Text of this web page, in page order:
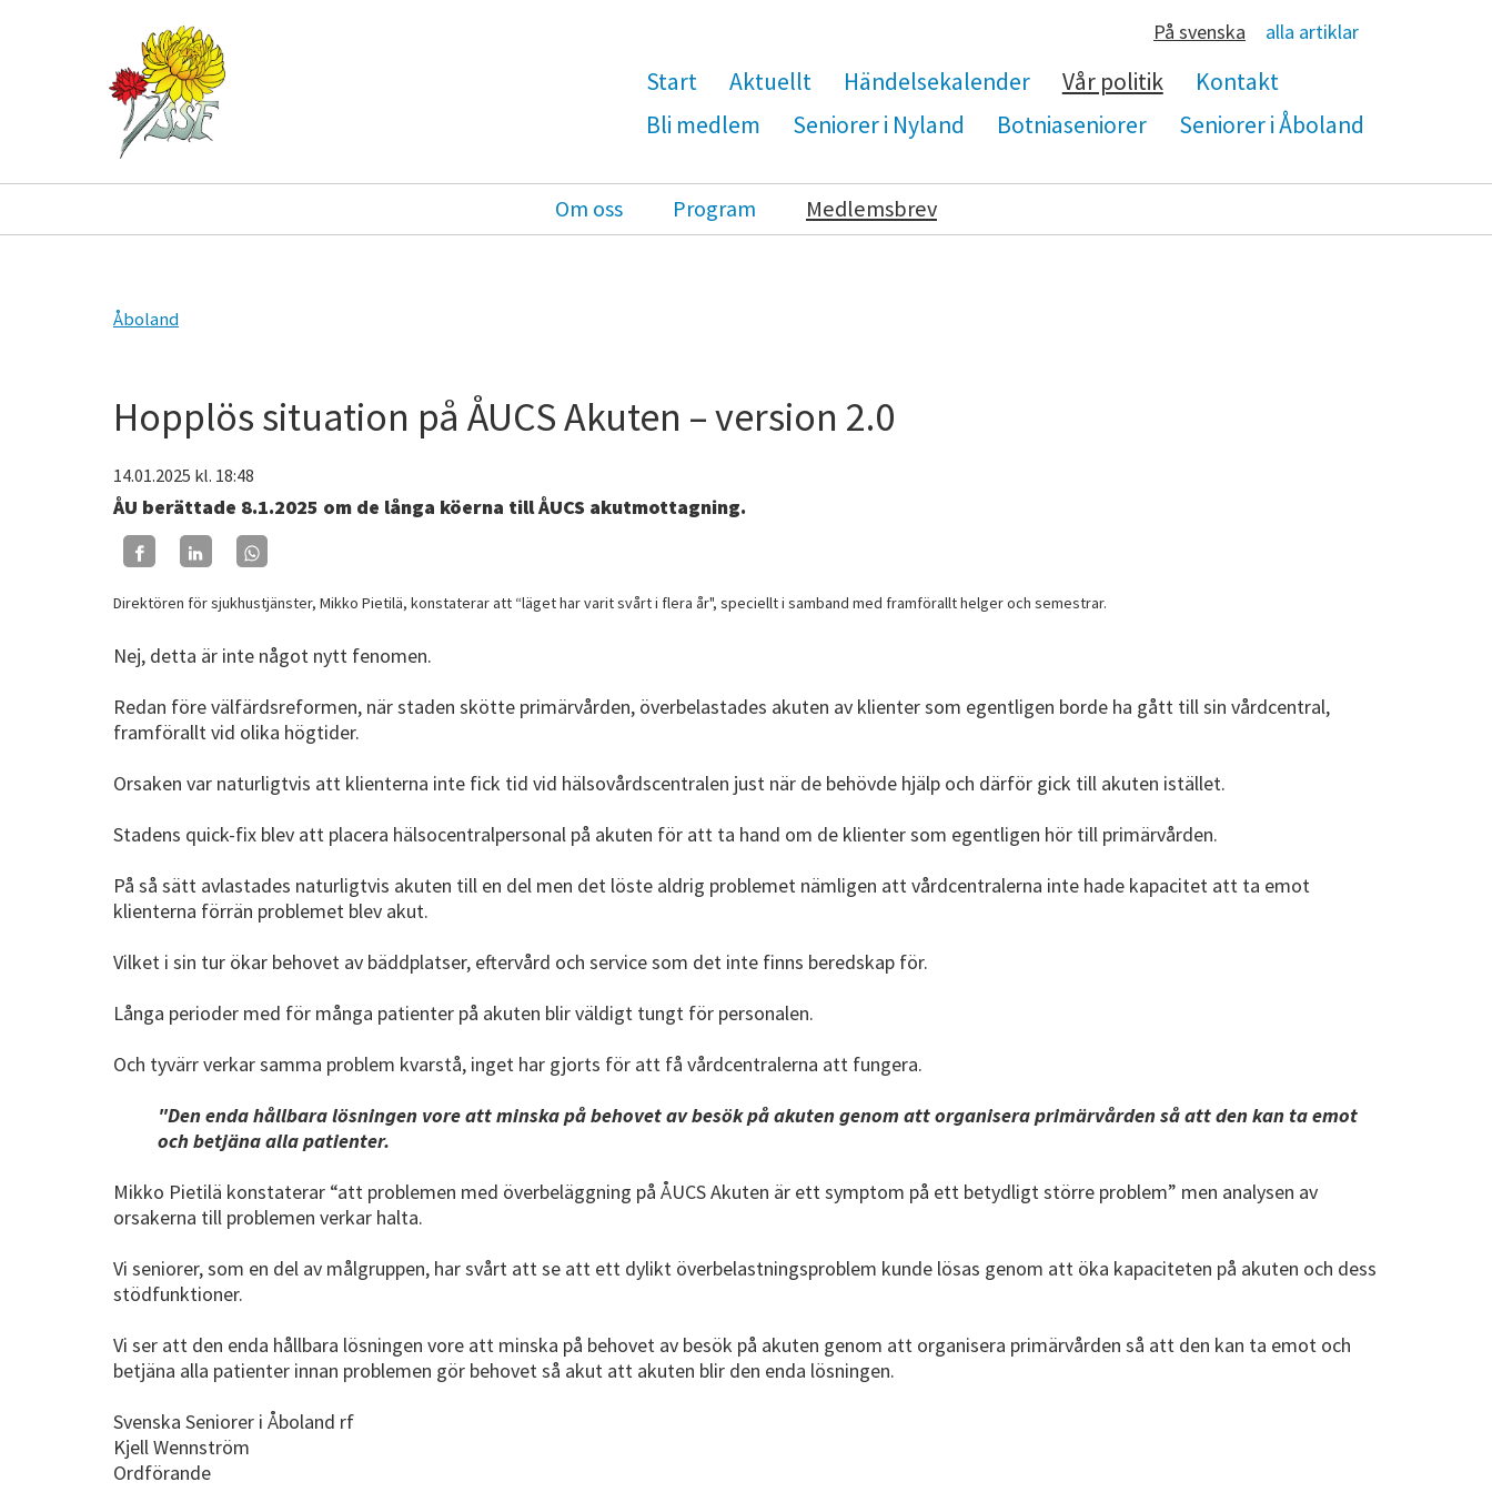
På svenska alla artiklar
Start Aktuellt Händelsekalender Vår politik
Kontakt
Bli medlem
Seniorer i Nyland Botniaseniorer Seniorer i Åboland
Om oss Program Medlemsbrev
Åboland
Hopplös situation på ÅUCS Akuten – version 2.0
14.01.2025 kl. 18:48
ÅU berättade 8.1.2025 om de långa köerna till ÅUCS akutmottagning.
Direktören för sjukhustjänster, Mikko Pietilä, konstaterar att “läget har varit svårt i flera år", speciellt i samband med framförallt helger och semestrar.
Nej, detta är inte något nytt fenomen.
Redan före välfärdsreformen, när staden skötte primärvården, överbelastades akuten av klienter som egentligen borde ha gått till sin vårdcentral,
framförallt vid olika högtider.
Orsaken var naturligtvis att klienterna inte fick tid vid hälsovårdscentralen just när de behövde hjälp och därför gick till akuten istället.
Stadens quick-fix blev att placera hälsocentralpersonal på akuten för att ta hand om de klienter som egentligen hör till primärvården.
På så sätt avlastades naturligtvis akuten till en del men det löste aldrig problemet nämligen att vårdcentralerna inte hade kapacitet att ta emot
klienterna förrän problemet blev akut.
Vilket i sin tur ökar behovet av bäddplatser, eftervård och service som det inte finns beredskap för.
Långa perioder med för många patienter på akuten blir väldigt tungt för personalen.
Och tyvärr verkar samma problem kvarstå, inget har gjorts för att få vårdcentralerna att fungera.
"Den enda hållbara lösningen vore att minska på behovet av besök på akuten genom att organisera primärvården så att den kan ta emot
och betjäna alla patienter.
Mikko Pietilä konstaterar “att problemen med överbeläggning på ÅUCS Akuten är ett symptom på ett betydligt större problem” men analysen av
orsakerna till problemen verkar halta.
Vi seniorer, som en del av målgruppen, har svårt att se att ett dylikt överbelastningsproblem kunde lösas genom att öka kapaciteten på akuten och dess
stödfunktioner.
Vi ser att den enda hållbara lösningen vore att minska på behovet av besök på akuten genom att organisera primärvården så att den kan ta emot och
betjäna alla patienter innan problemen gör behovet så akut att akuten blir den enda lösningen.
Svenska Seniorer i Åboland rf
Kjell Wennström
Ordförande